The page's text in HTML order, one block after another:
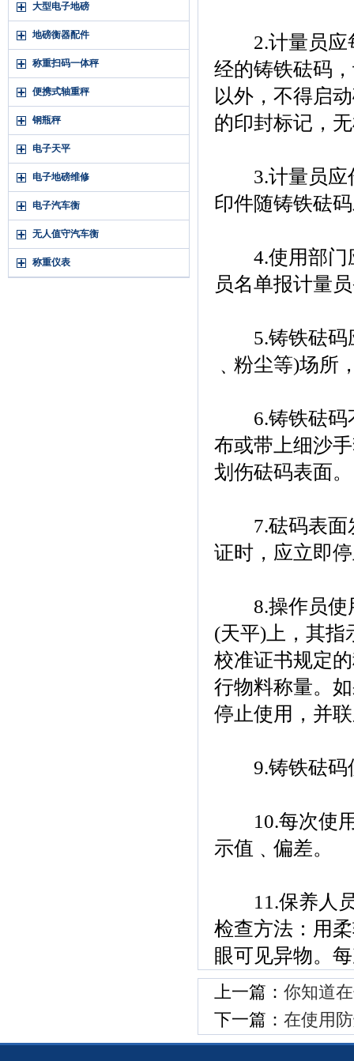
大型电子地磅
地磅衡器配件
称重扫码一体秤
便携式轴重秤
钢瓶秤
电子天平
电子地磅维修
电子汽车衡
无人值守汽车衡
称重仪表
2.计量员应每
经的铸铁砝码
以外，不得启
的印封标记，
3.计量员应作
印件随铸铁砝
4.使用部门应
员名单报计量
5.铸铁砝码应
﹑粉尘等)场所
6.铸铁砝码不
布或带上细沙
划伤砝码表面。
7.砝码表面发
证时，应立即
8.操作员使用
(天平)上，其指
校准证书规定
行物料称量。
停止使用，并
9.铸铁砝码
10.每次使用
示值﹑偏差。
11.保养人员
检查方法：用
眼可见异物。
上一篇： 你知道
下一篇： 在使用